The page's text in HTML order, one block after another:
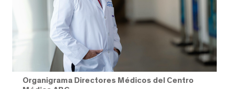
Organigrama Directores Médicos del Centro